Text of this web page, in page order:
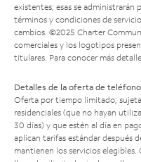
existentes; esas se administrarán
términos y condiciones de
cambios. ©2025 Charter
comerciales y los logotipos
titulares. Para conocer más
Detalles de la oferta de
Oferta por tiempo limitado;
residenciales (que no hayan
30 días) y que estén al día en
aplican tarifas estándar después
mantienen los servicios